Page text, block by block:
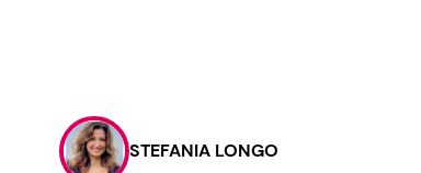
Contattaci
PubblicitàSTEFANIA LONGO